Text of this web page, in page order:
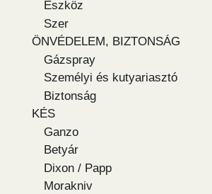
Eszköz
Szer
ÖNVÉDELEM, BIZTONSÁG
Gázspray
Személyi és kutyariasztó
Biztonság
KÉS
Ganzo
Betyár
Dixon / Papp
Morakniv